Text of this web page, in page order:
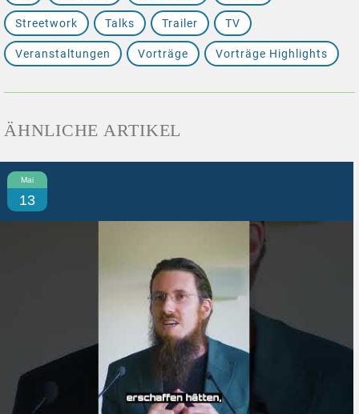
Streetwork Talks Trailer TV
Veranstaltungen Vorträge Vorträge Highlights
ÄHNLICHE ARTIKEL
Mai
13